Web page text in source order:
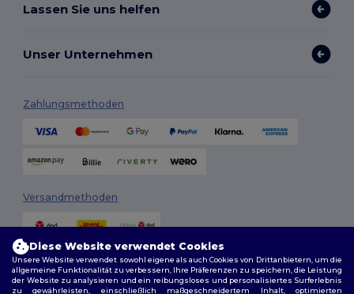
Lassen Sie uns helfen
Unser Unternehmen
Zahlungsmethoden
Versandmethoden
Diese Website verwendet Cookies
Unsere Website verwendet sowohl eigene als auch Cookies von Drittanbietern, um die
allgemeine Funktionalität zu verbessern, Ihre Präferenzen zu speichern, die Leistung
der Website zu analysieren und ein reibungsloses und personalisiertes Surferlebnis
zu gewährleisten, einschließlich maßgeschneidertem Inhalt, optimierten